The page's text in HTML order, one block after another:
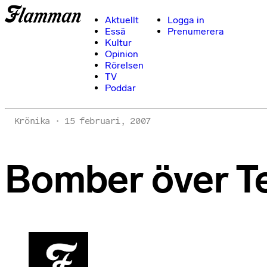
Aktuellt
Essä
Kultur
Opinion
Rörelsen
TV
Poddar
Logga in
Prenumerera
Krönika 15 februari, 2007
Bomber över